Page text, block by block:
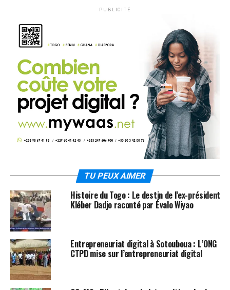
PUBLICITÉ
TU PEUX AIMER
Histoire du Togo : Le destin de l’ex-président
Kléber Dadjo raconté par Évalo Wiyao
Entrepreneuriat digital à Sotouboua : L’ONG
CTPD mise sur l’entrepreneuriat digital